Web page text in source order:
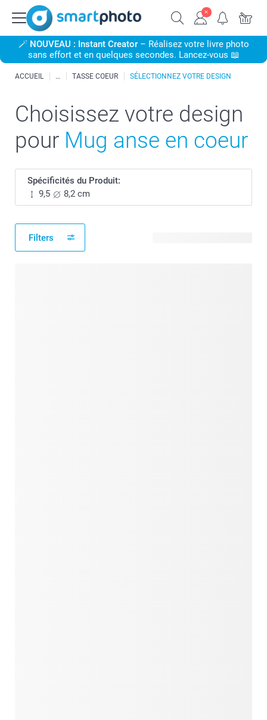
🪄 NOUVEAU : Instant Creator– Réalisez votre livre photo
sans effort et en quelques secondes. Lancez-vous 📖
ACCUEIL TASSE COEUR SÉLECTIONNEZ VOTRE DESIGN
Choisissez votre design
pour Mug anse en coeur
Spécificités du Produit:
9,5
8,2 cm
Filters